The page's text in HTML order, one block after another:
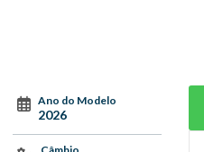
Ano do Modelo
2026